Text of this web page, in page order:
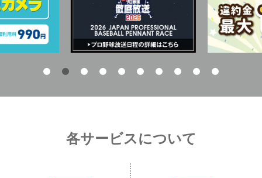
各サービスについて